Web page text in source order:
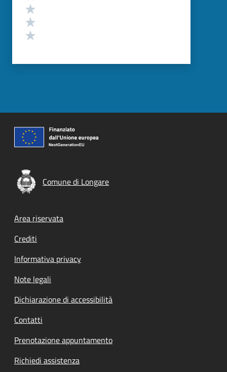
Comune di Longare
Footer menu
Area riservata
Crediti
Informativa privacy
Note legali
Dichiarazione di accessibilità
Contatti
Prenotazione appuntamento
Richiedi assistenza